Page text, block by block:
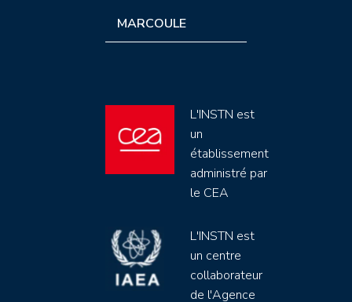
MARCOULE
L'INSTN est
un
établissement
administré par
le CEA
L'INSTN est
un centre
collaborateur
de l'Agence